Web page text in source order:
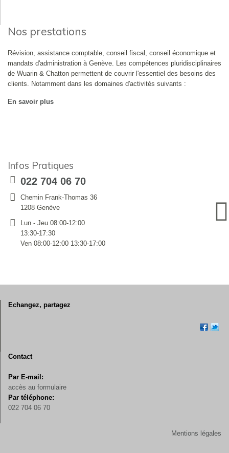
Nos prestations
Révision, assistance comptable, conseil fiscal, conseil économique et
mandats d'administration à Genève. Les compétences pluridisciplinaires
de Wuarin & Chatton permettent de couvrir l'essentiel des besoins des
clients. Notamment dans les domaines d'activités suivants :
En savoir plus
Infos Pratiques
022 704 06 70
Chemin Frank-Thomas 36
1208 Genève
Lun - Jeu 08:00-12:00
13:30-17:30
Ven 08:00-12:00 13:30-17:00
Echangez, partagez
Contact
Par E-mail:
accès au formulaire
Par téléphone:
022 704 06 70
Mentions légales